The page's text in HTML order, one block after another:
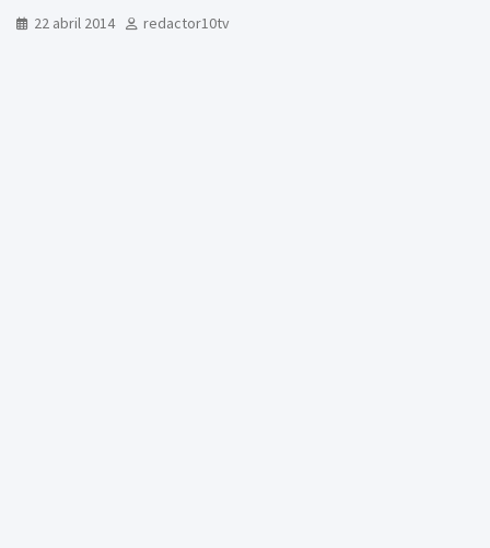
22 abril 2014 redactor10tv